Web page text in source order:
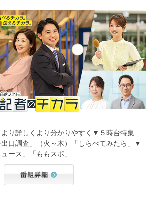
り詳しくより分かりやすく▼５時台特集
出口調査」（火～木）「しらべてみたら」▼
ース」「ももスポ」